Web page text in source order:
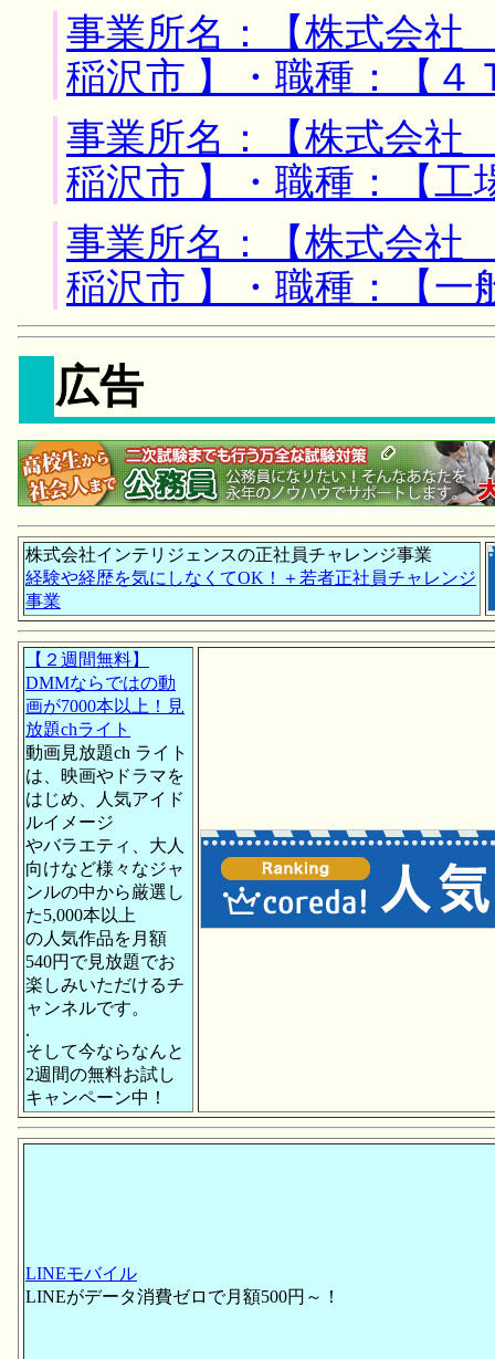
事業所名：【株式会
稲沢市 】・職種：【４
事業所名：【株式会
稲沢市 】・職種：【工
事業所名：【株式会
稲沢市 】・職種：【一
広告
株式会社インテリジェンスの正社員チャレンジ事業
経験や経歴を気にしなくてOK！＋若者正社員チャレンジ
事業
【２週間無料】
DMMならではの動
画が7000本以上！見
放題chライト
動画見放題ch ライト
は、映画やドラマを
はじめ、人気アイド
ルイメージ
やバラエティ、大人
向けなど様々なジャ
ンルの中から厳選し
た5,000本以上
の人気作品を月額
540円で見放題でお
楽しみいただけるチ
ャンネルです。
.
そして今ならなんと
2週間の無料お試し
キャンペーン中！
LINEモバイル
LINEがデータ消費ゼロで月額500円～！